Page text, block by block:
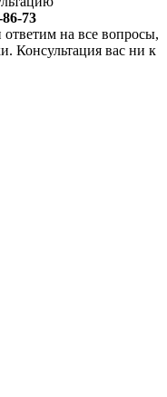
73
на все вопросы,
Консультация вас ни к